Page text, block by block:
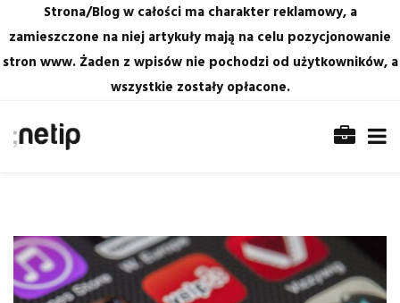
Strona/Blog w całości ma charakter reklamowy, a
zamieszczone na niej artykuły mają na celu pozycjonowanie
stron www. Żaden z wpisów nie pochodzi od użytkowników, a
wszystkie zostały opłacone.